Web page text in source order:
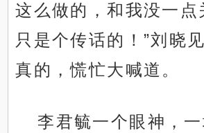
这么做的，和我没一点
只是个传话的！”刘晓
真的，慌忙大喊道。
李君毓一个眼神，